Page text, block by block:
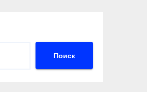
Поиск